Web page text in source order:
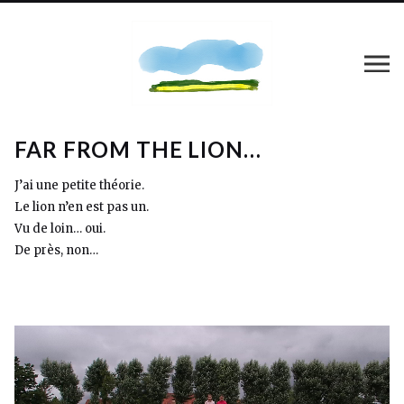
FAR FROM THE LION…
J’ai une petite théorie.
Le lion n’en est pas un.
Vu de loin… oui.
De près, non…